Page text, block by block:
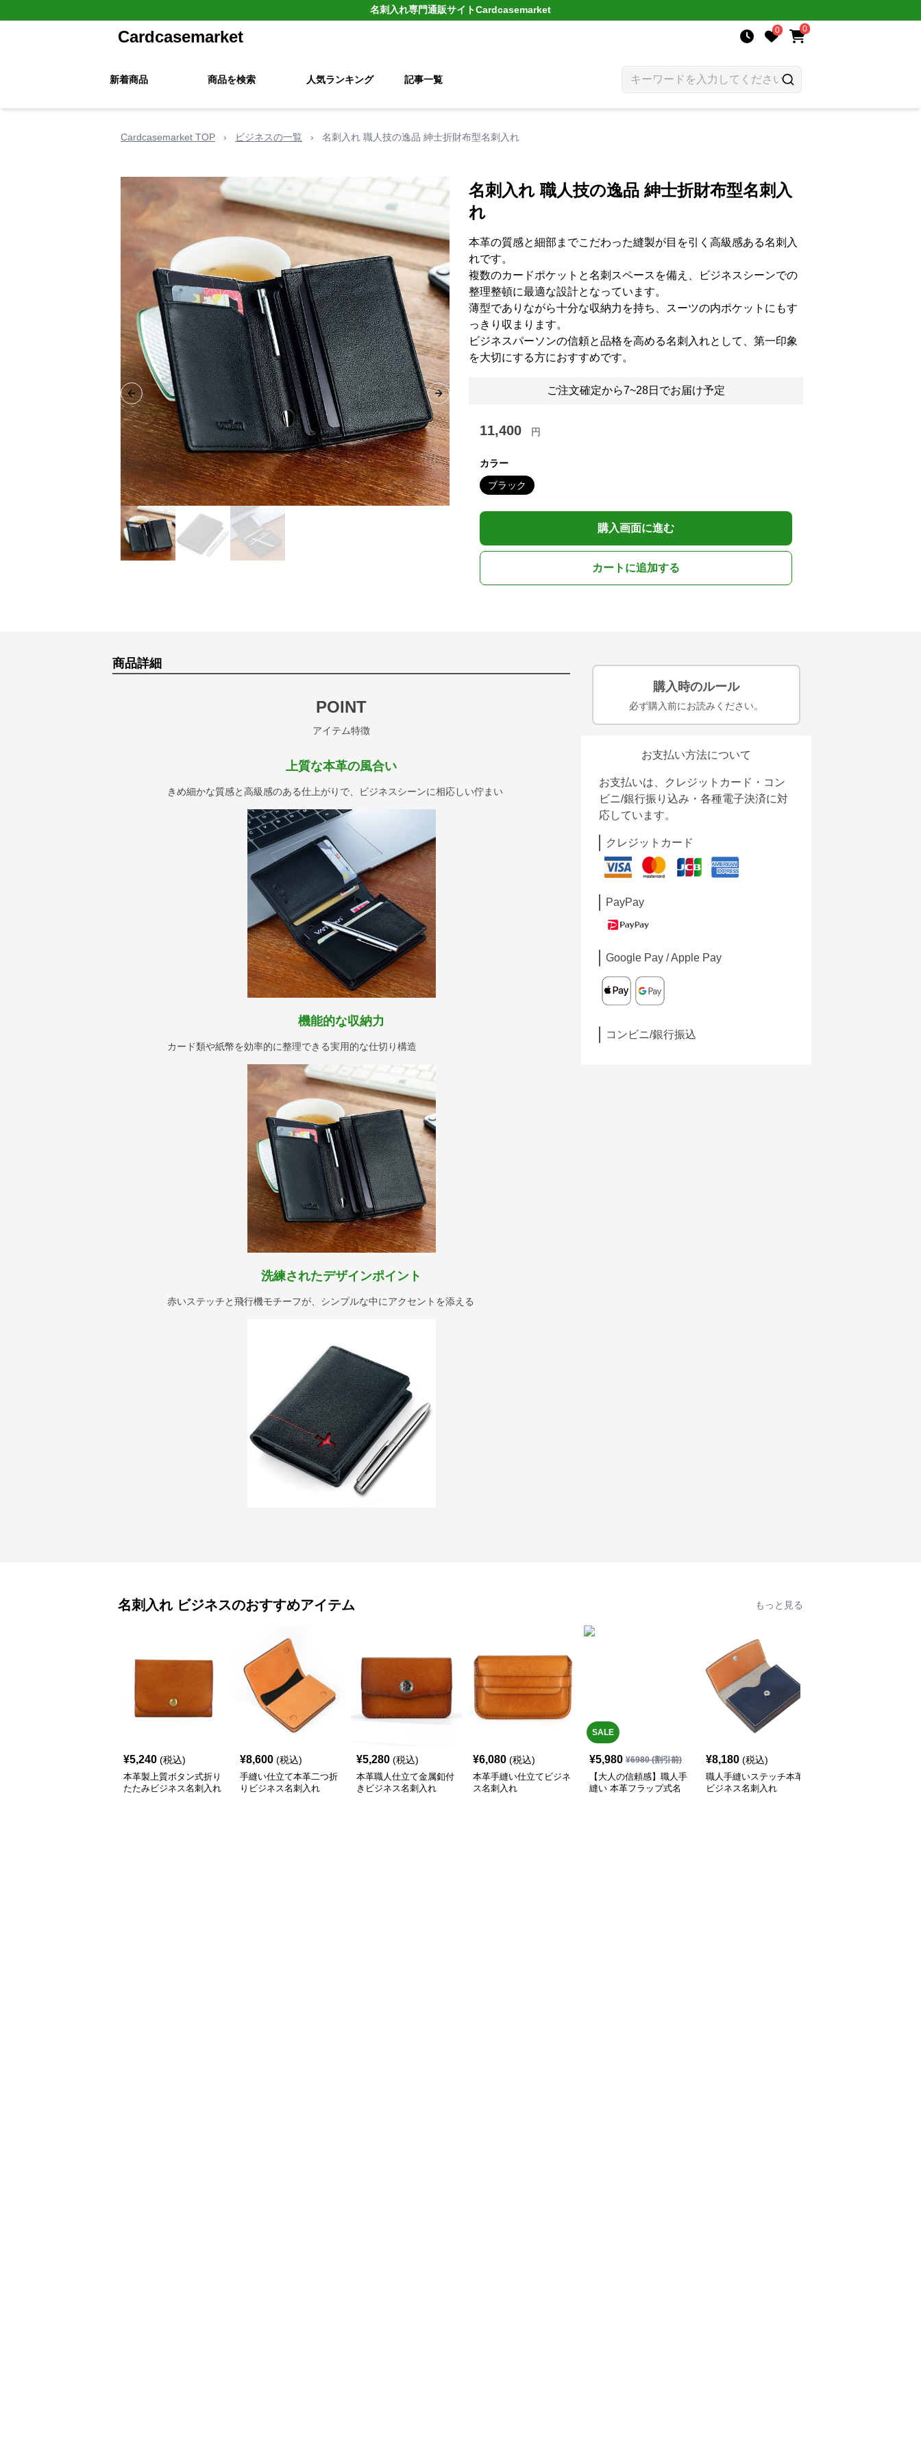
名刺入れ専門通販サイトCardcasemarket
Cardcasemarket 0 0
新着商品 商品を検索 人気ランキング 記事一覧
Cardcasemarket TOP › ビジネスの一覧 › 名刺入れ 職人技の逸品 紳士折財布型名刺入れ
Previous slide Next slide
名刺入れ 職人技の逸品 紳士折財布型名刺入
れ
本革の質感と細部までこだわった縫製が目を引く高級感ある名刺入
れです。
複数のカードポケットと名刺スペースを備え、ビジネスシーンでの
整理整頓に最適な設計となっています。
薄型でありながら十分な収納力を持ち、スーツの内ポケットにもす
っきり収まります。
ビジネスパーソンの信頼と品格を高める名刺入れとして、第一印象
を大切にする方におすすめです。
ご注文確定から7~28日でお届け予定
11,400 円
カラー
ブラック
購入画面に進む
カートに追加する
商品詳細
POINT
アイテム特徴
上質な本革の風合い
きめ細かな質感と高級感のある仕上がりで、ビジネスシーンに相応しい佇まい
機能的な収納力
カード類や紙幣を効率的に整理できる実用的な仕切り構造
洗練されたデザインポイント
赤いステッチと飛行機モチーフが、シンプルな中にアクセントを添える
購入時のルール
必ず購入前にお読みください。
お支払い方法について
お支払いは、クレジットカード・コン
ビニ/銀行振り込み・各種電子決済に対
応しています。
クレジットカード
PayPay
Google Pay / Apple Pay
コンビニ/銀行振込
名刺入れ ビジネスのおすすめアイテム もっと見る
¥5,240 (税込)
本革製上質ボタン式折り
たたみビジネス名刺入れ
¥8,600 (税込)
手縫い仕立て本革二つ折
りビジネス名刺入れ
¥5,280 (税込)
本革職人仕立て金属釦付
きビジネス名刺入れ
¥6,080 (税込)
本革手縫い仕立てビジネ
ス名刺入れ
SALE
¥5,980 ¥6980(割引前)
【大人の信頼感】職人手
縫い 本革フラップ式名
¥8,180 (税込)
職人手縫いステッチ本革
ビジネス名刺入れ